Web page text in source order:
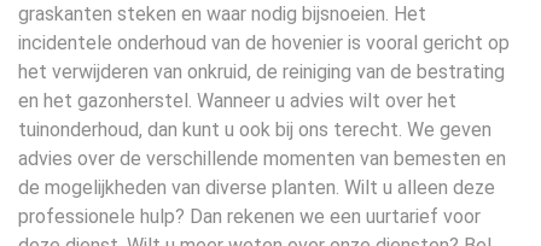
graskanten steken en waar nodig bijsnoeien. Het
incidentele onderhoud van de hovenier is vooral gericht op
het verwijderen van onkruid, de reiniging van de bestrating
en het gazonherstel. Wanneer u advies wilt over het
tuinonderhoud, dan kunt u ook bij ons terecht. We geven
advies over de verschillende momenten van bemesten en
de mogelijkheden van diverse planten. Wilt u alleen deze
professionele hulp? Dan rekenen we een uurtarief voor